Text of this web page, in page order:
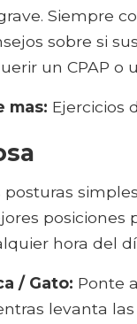
Siempre
sobre si
un CPAP o
mas: Ejercicios
posturas
posiciones
hora del
/ Gato: Ponte
levanta